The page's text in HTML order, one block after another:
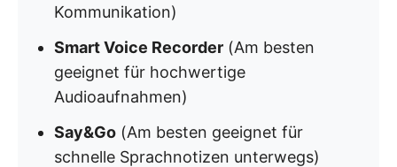
Kommunikation)
Smart Voice Recorder (Am besten
geeignet für hochwertige
Audioaufnahmen)
Say&Go (Am besten geeignet für
schnelle Sprachnotizen unterwegs)